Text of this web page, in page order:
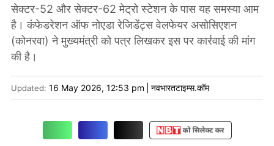
सेक्टर-52 और सेक्टर-62 मेट्रो स्टेशन के पास यह समस्या आम
है। कंफेडरेशन ऑफ नोएडा रेजिडेंट्स वेलफेयर असोसिएशन
(कोनरवा) ने मुख्यमंत्री को पत्र लिखकर इस पर कार्रवाई की मांग
की है।
Updated: 16 May 2026, 12:53 pm नवभारतटाइम्स.कॉम